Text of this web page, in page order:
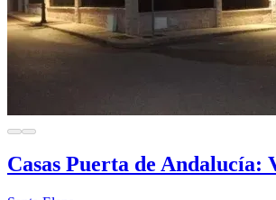
Casas Puerta de Andalucía: